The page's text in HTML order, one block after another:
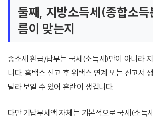
둘째, 지방소득세(종합소
름이 맞는지
종소세 환급/납부는 국세(소득세)만이 아니라
니다. 홈택스 신고 후 위택스 연계 또는 신고서
달라 보일 수 있어 혼란이 생깁니다.
다만 기납부세액 자체는 기본적으로 국세(소득